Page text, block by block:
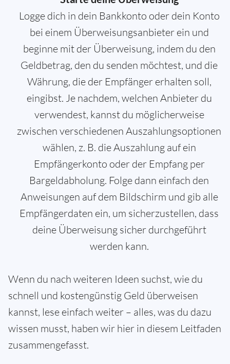
Logge dich in dein Bankkonto oder dein Konto
bei einem Überweisungsanbieter ein und
beginne mit der Überweisung, indem du den
Geldbetrag, den du senden möchtest, und die
Währung, die der Empfänger erhalten soll,
eingibst. Je nachdem, welchen Anbieter du
verwendest, kannst du möglicherweise
zwischen verschiedenen Auszahlungsoptionen
wählen, z. B. die Auszahlung auf ein
Empfängerkonto oder der Empfang per
Bargeldabholung. Folge dann einfach den
Anweisungen auf dem Bildschirm und gib alle
Empfängerdaten ein, um sicherzustellen, dass
deine Überweisung sicher durchgeführt
werden kann.
Wenn du nach weiteren Ideen suchst, wie du
schnell und kostengünstig Geld überweisen
kannst, lese einfach weiter – alles, was du dazu
wissen musst, haben wir hier in diesem Leitfaden
zusammengefasst.